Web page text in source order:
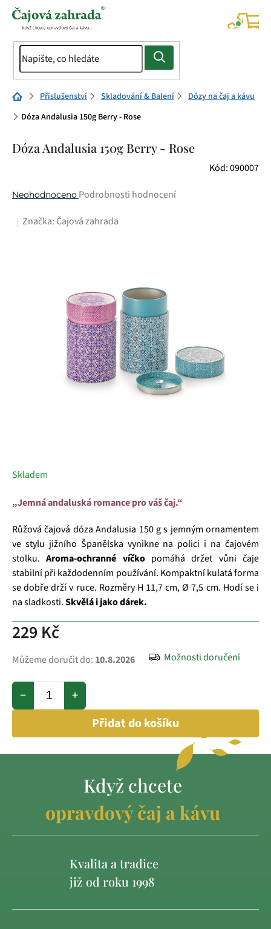
Přejít
Domů Příslušenství Skladování & Balení
Dózy na čaj a kávu
Dóza Andalusia 150g Berry - Rose
Dóza Andalusia 150g Berry - Rose
Kód:090007
Průměrné
produktu
Neohodnoceno Podrobnosti hodnocení
Značka: Čajová zahrada
229 Kč
Skladem
Můžeme doručit do: 10.8.2026 Možnosti doručení
+
−
Přidat do košíku
„Jemná andaluská romance pro váš čaj.“
Růžová čajová dóza Andalusia 150 g s jemným ornamentem
ve stylu jižního Španělska vynikne na polici i na čajovém
stolku.Aroma-ochranné víčkopomáhá držet vůni čaje
stabilní při každodenním používání. Kompaktní kulatá forma
se dobře drží v ruce. Rozměry H 11,7 cm, Ø 7,5 cm. Hodí se i
na sladkosti.Skvělá i jako dárek.
Když chcete
opravdový čaj a kávu
Kvalita a tradice
již od roku 1998